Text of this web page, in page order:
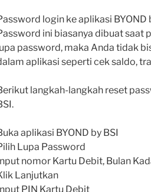
login ke aplikasi
ini biasanya dibuat saat
password, maka Anda tidak
aplikasi seperti cek saldo,
langkah-langkah reset
aplikasi BYOND by BSI
Lupa Password
nomor Kartu Debit, Bulan
Lanjutkan
PIN Kartu Debit